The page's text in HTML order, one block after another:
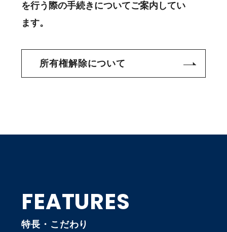
を行う際の手続きについてご案内してい
ます。
所有権解除について
FEATURES
特長・こだわり